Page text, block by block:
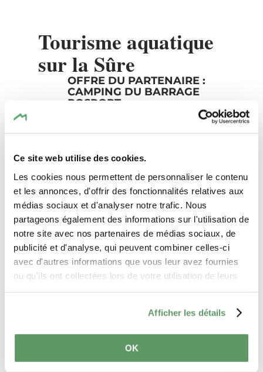
Ce site web utilise des cookies.
Les cookies nous permettent de personnaliser le contenu
et les annonces, d'offrir des fonctionnalités relatives aux
médias sociaux et d'analyser notre trafic. Nous
partageons également des informations sur l'utilisation de
notre site avec nos partenaires de médias sociaux, de
publicité et d'analyse, qui peuvent combiner celles-ci
avec d'autres informations que vous leur avez fournies
ou qu'ils ont collectées lors de votre utilisation de leurs
Afficher les détails
OK
Tourisme aquatique
sur la Sûre
OFFRE DU PARTENAIRE :
CAMPING DU BARRAGE
ROSPORT
Personnes
Vos coordonnées
Titre
Prénom